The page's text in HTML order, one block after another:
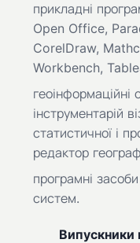
прикладні
Open Office,
CorelDraw,
Workbench,
інструментарій
статистичної і
редактор
програмні
систем.
Випускники